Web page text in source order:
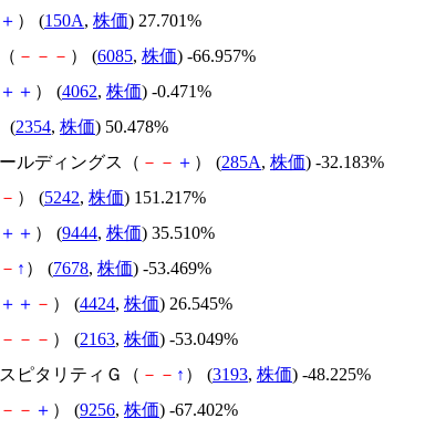
＋ ） (150A, 株価) 27.701%
－ － － ） (6085, 株価) -66.957%
＋ ＋ ） (4062, 株価) -0.471%
(2354, 株価) 50.478%
ルディングス（ － － ＋ ） (285A, 株価) -32.183%
－ ） (5242, 株価) 151.217%
＋ ＋ ） (9444, 株価) 35.510%
－ ↑ ） (7678, 株価) -53.469%
＋ ＋ － ） (4424, 株価) 26.545%
－ － － ） (2163, 株価) -53.049%
ピタリティＧ（ － － ↑ ） (3193, 株価) -48.225%
－ － ＋ ） (9256, 株価) -67.402%